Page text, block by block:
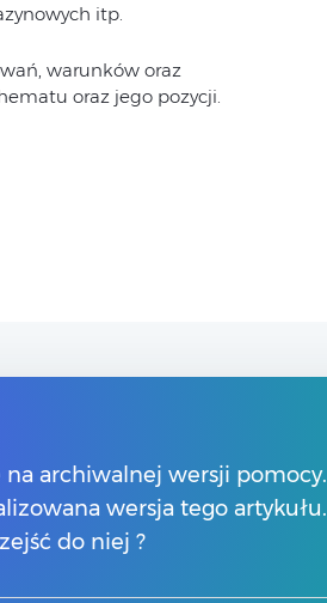
itp.
warunków oraz
oraz jego pozycji.
Numery telefonów
Znajdź Partnera Comarch
na archiwalnej wersji pomocy.
wersja tego artykułu.
do niej ?